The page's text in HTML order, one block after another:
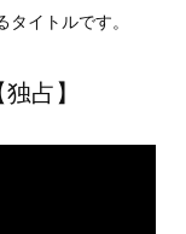
イトルです。
占】